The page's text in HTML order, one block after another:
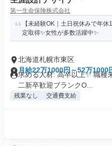
第一生命保険株式会社
【未経験OK｜土日祝休みで年
定取得✨女性が多数活躍中✨
北海道札幌市東区
月給22万1000円～52万1000
求める人材: 高卒以上✨ 職種
二新卒歓迎ブランクO...
残業なし 交通費支給